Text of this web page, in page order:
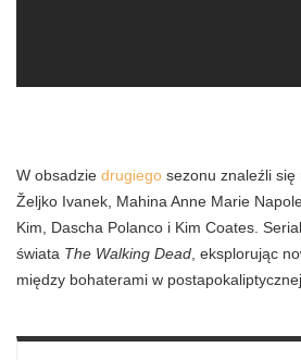
W obsadzie drugiego sezonu znaleźli się
Željko Ivanek, Mahina Anne Marie
Kim, Dascha Polanco i Kim Coates.
świata The Walking Dead , eksplorując
między bohaterami w